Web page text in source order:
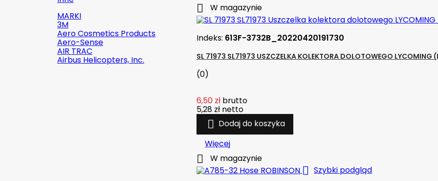
MARKI
3M
Aero Cosmetics Products
Aero-Sense
AIR TRAC
Airbus Helicopters, Inc.
 W magazynie
Indeks: 613F-3732B_20220420191730
SL 71973 SL71973 USZCZELKA KOLEKTORA DOLOTOWEGO LYCOMING
(0)
6,50 zł brutto
5,28 zł netto
 Dodaj do koszyka
Więcej
 W magazynie
 Szybki podgląd